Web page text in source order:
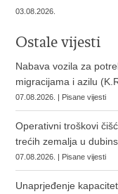
03.08.2026.
Ostale vijesti
Nabava vozila za
migracijama i azilu
07.08.2026. | Pisane vijesti
Operativni troškovi
trećih zemalja u
07.08.2026. | Pisane vijesti
Unaprjeđenje